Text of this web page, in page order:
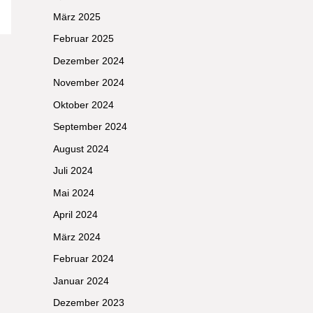
März 2025
Februar 2025
Dezember 2024
November 2024
Oktober 2024
September 2024
August 2024
Juli 2024
Mai 2024
April 2024
März 2024
Februar 2024
Januar 2024
Dezember 2023